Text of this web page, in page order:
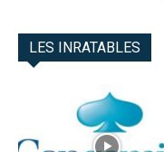
LES INRATABLES